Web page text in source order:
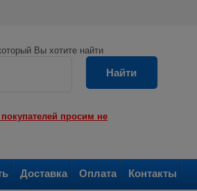
Вы хотите найти
Найти
просим не
Доставка Оплата Контакты